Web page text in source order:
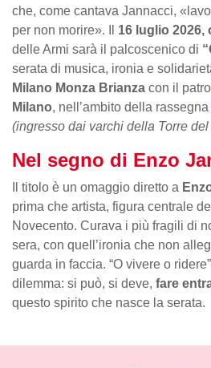
che, come cantava Jannacci,
per non morire». Il 16 luglio 2026,
delle Armi sarà il palcoscenico di
serata di musica, ironia e
Milano Monza Brianza con il
Milano, nell’ambito della rassegna
(ingresso dai varchi della Torre
Nel segno di Enzo
Il titolo è un omaggio diretto a
prima che artista, figura centrale
Novecento. Curava i più fragili di
sera, con quell’ironia che non
guarda in faccia. “O vivere o
dilemma: si può, si deve, fare
questo spirito che nasce la serata.